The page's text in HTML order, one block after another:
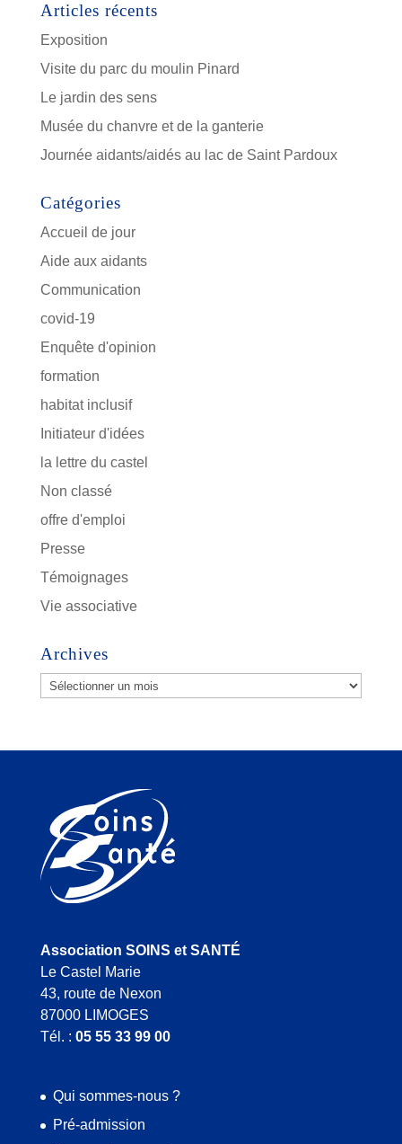
Articles récents
Exposition
Visite du parc du moulin Pinard
Le jardin des sens
Musée du chanvre et de la ganterie
Journée aidants/aidés au lac de Saint Pardoux
Catégories
Accueil de jour
Aide aux aidants
Communication
covid-19
Enquête d'opinion
formation
habitat inclusif
Initiateur d'idées
la lettre du castel
Non classé
offre d'emploi
Presse
Témoignages
Vie associative
Archives
Archives
Association SOINS et SANTÉ
Le Castel Marie
43, route de Nexon
87000 LIMOGES
Tél. : 05 55 33 99 00
Qui sommes-nous ?
Pré-admission